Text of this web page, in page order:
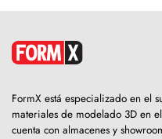
FormX está especializado en el
materiales de modelado 3D en
cuenta con almacenes y